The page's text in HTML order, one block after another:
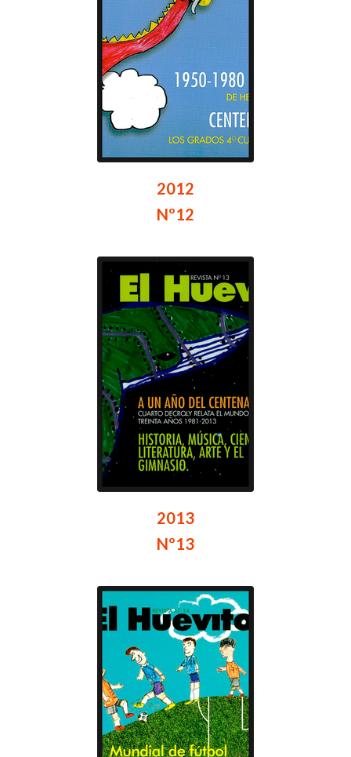
2012
Nº12
2013
Nº13